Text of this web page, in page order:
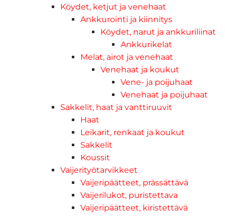
Köydet, ketjut ja venehaat
Ankkurointi ja kiinnitys
Köydet, narut ja ankkuriliinat
Ankkurikelat
Melat, airot ja venehaat
Venehaat ja koukut
Vene- ja poijuhaat
Venehaat ja poijuhaat
Sakkelit, haat ja vanttiruuvit
Haat
Leikarit, renkaat ja koukut
Sakkelit
Koussit
Vaijerityötarvikkeet
Vaijeripäätteet, prässättävä
Vaijerilukot, puristettava
Vaijeripäätteet, kiristettävä